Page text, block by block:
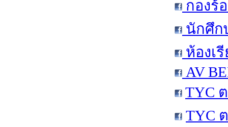
กองร้
นักศึก
ห้องเ
AV
TYC
TYC